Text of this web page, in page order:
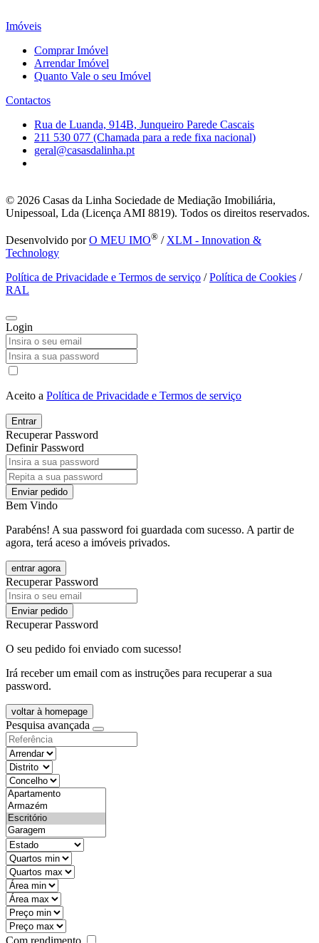
Imóveis
Comprar Imóvel
Arrendar Imóvel
Quanto Vale o seu Imóvel
Contactos
Rua de Luanda, 914B, Junqueiro Parede Cascais
211 530 077 (Chamada para a rede fixa nacional)
geral@casasdalinha.pt
© 2026 Casas da Linha Sociedade de Mediação Imobiliária,
Unipessoal, Lda (Licença AMI 8819). Todos os direitos reservados.
Desenvolvido porO MEU IMO® / XLM - Innovation &
Technology
Política de Privacidade e Termos de serviço /Política de Cookies /
RAL
Login
Aceito a Política de Privacidade e Termos de serviço
Entrar
Recuperar Password
Definir Password
Enviar pedido
Bem Vindo
Parabéns! A sua password foi guardada com sucesso. A partir de
agora, terá aceso a imóveis privados.
entrar agora
Recuperar Password
Enviar pedido
Recuperar Password
O seu pedido foi enviado com sucesso!
Irá receber um email com as instruções para recuperar a sua
password.
voltar à homepage
Pesquisa avançada
objective
districtId
countyId
types
state
mintypo
maxtypo
minarea
maxarea
minprice
maxprice
Com rendimento